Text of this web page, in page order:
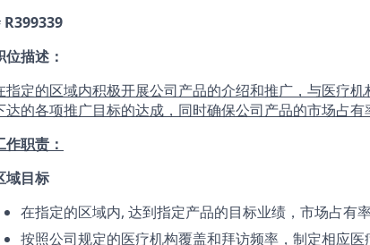
R399339
位描述：
指定的区域内积极开展公司产品的介绍和推广，与医疗
达的各项推广目标的达成，同时确保公司产品的市场占有
作职责：
域目标
在指定的区域内, 达到指定产品的目标业绩，市场占有
按照公司规定的医疗机构覆盖和拜访频率，制定相应